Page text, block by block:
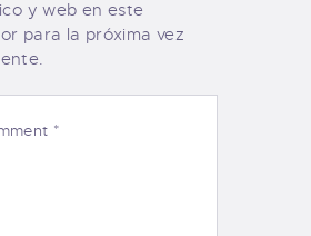
y web en este
para la próxima vez